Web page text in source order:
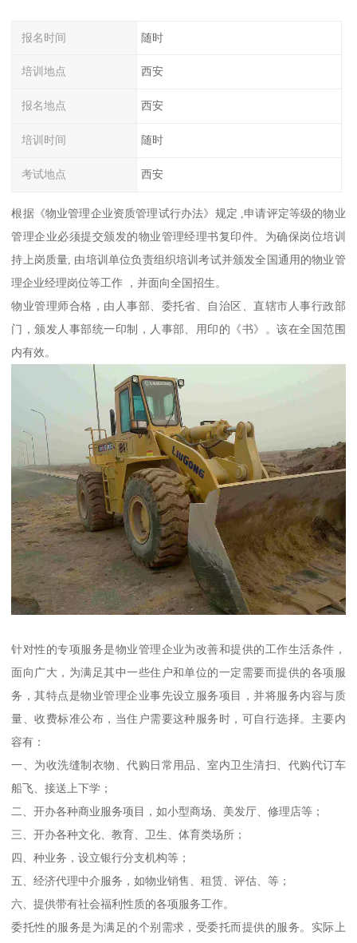
报名时间 随时
培训地点 西安
报名地点 西安
培训时间 随时
考试地点 西安
根据《物业管理企业资质管理试行办法》规定 ,申请评定等级的物业
管理企业必须提交颁发的物业管理经理书复印件。为确保岗位培训
持上岗质量, 由培训单位负责组织培训考试并颁发全国通用的物业管
理企业经理岗位等工作 ，并面向全国招生。
物业管理师合格，由人事部、委托省、自治区、直辖市人事行政部
门，颁发人事部统一印制，人事部、用印的《书》。该在全国范围
内有效。
针对性的专项服务是物业管理企业为改善和提供的工作生活条件，
面向广大，为满足其中一些住户和单位的一定需要而提供的各项服
务，其特点是物业管理企业事先设立服务项目，并将服务内容与质
量、收费标准公布，当住户需要这种服务时，可自行选择。主要内
容有：
一、为收洗缝制衣物、代购日常用品、室内卫生清扫、代购代订车
船飞、接送上下学；
二、开办各种商业服务项目，如小型商场、美发厅、修理店等；
三、开办各种文化、教育、卫生、体育类场所；
四、种业务，设立银行分支机构等；
五、经济代理中介服务，如物业销售、租赁、评估、等；
六、提供带有社会福利性质的各项服务工作。
委托性的服务是为满足的个别需求，受委托而提供的服务。实际上